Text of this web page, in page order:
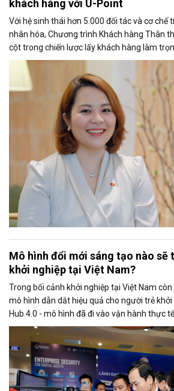
khách hàng với U-Point
Với hệ sinh thái hơn 5.000 đối tác và cơ chế
nhân hóa, Chương trình Khách hàng Thân
cột trong chiến lược lấy khách hàng làm
Techcombank.
Mô hình đổi mới sáng tạo nào sẽ
khởi nghiệp tại Việt Nam?
Trong bối cảnh khởi nghiệp tại Việt Nam
mô hình dẫn dắt hiệu quả cho người trẻ
Hub 4.0 - mô hình đã đi vào vận hành thực
và có khả năng nhượng quyền trên toàn